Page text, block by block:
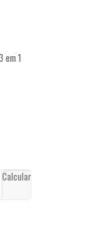
em 1
Calcular